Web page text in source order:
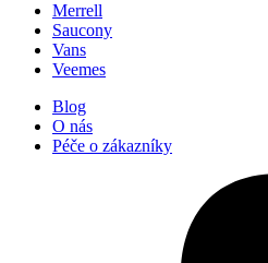
Merrell
Saucony
Vans
Veemes
Blog
O nás
Péče o zákazníky